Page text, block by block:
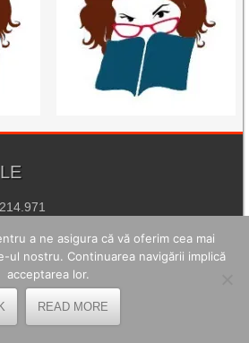
Hunedoara - 0254.215.445
- 0254.544.321
a ne asigura că vă oferim cea mai
ul nostru. Continuarea navigării implică
acceptarea lor.
READ MORE